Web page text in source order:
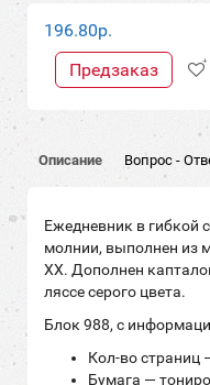
196.80р.
Предзаказ
Описание Вопрос -
Ежедневник в гибкой
молнии, выполнен из
ХХ. Дополнен
ляссе серого цвета.
Блок 988, с
Кол-во страниц
Бумага —